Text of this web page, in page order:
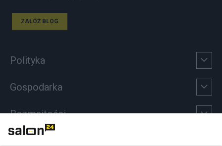
ZAŁÓŻ BLOG
Polityka
Gospodarka
Rozmaitości